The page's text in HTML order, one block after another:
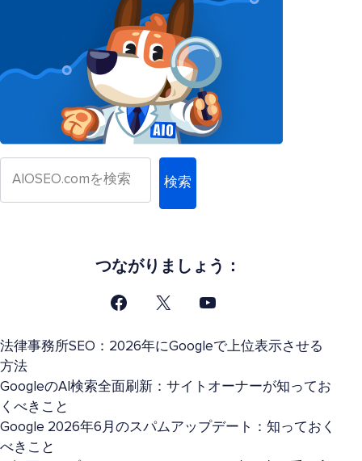
検索
つながりましょう：
法律事務所SEO：2026年にGoogleで上位表示させる
方法
GoogleのAI検索全面刷新：サイトオーナーが知ってお
くべきこと
Google 2026年6月のスパムアップデート：知っておく
べきこと